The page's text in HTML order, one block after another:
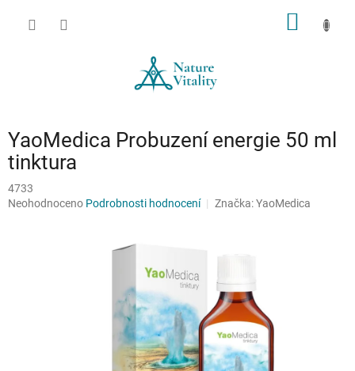
YaoMedica Probuzení energie 50 ml
tinktura
4733
Průměrné
Neohodnoceno Podrobnosti hodnocení Značka:YaoMedica